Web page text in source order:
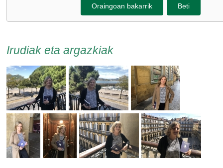
Oraingoan bakarrik Beti
Irudiak eta argazkiak